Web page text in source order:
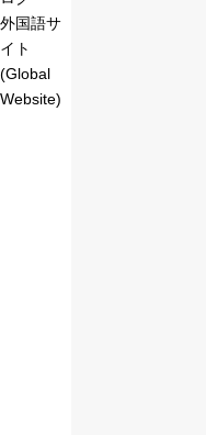
外国語サ
イト
(Global
Website)